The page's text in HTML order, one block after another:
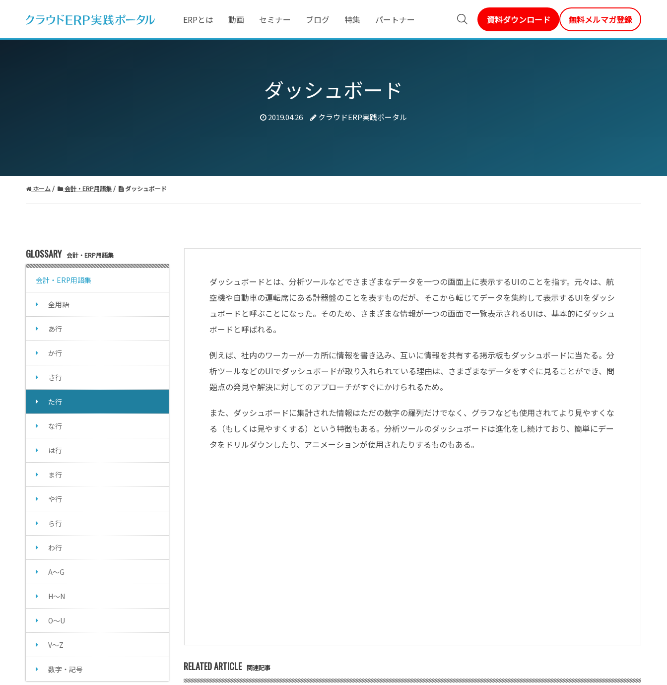
ERPとは 動画 セミナー ブログ 特集 パートナー 資料ダウンロード 無料メルマガ登録
ダッシュボード
2019.04.26 クラウドERP実践ポータル
ホーム 会計・ERP用語集 ダッシュボード
GLOSSARY 会計・ERP用語集
会計・ERP用語集
全用語
あ行
か行
さ行
た行
な行
は行
ま行
や行
ら行
わ行
A～G
H～N
O～U
V～Z
数字・記号
ダッシュボードとは、分析ツールなどでさまざまなデータを一つの画面上に表示するUIのことを指す。元々は、航
空機や自動車の運転席にある計器盤のことを表すものだが、そこから転じてデータを集約して表示するUIをダッシ
ュボードと呼ぶことになった。そのため、さまざまな情報が一つの画面で一覧表示されるUIは、基本的にダッシュ
ボードと呼ばれる。
例えば、社内のワーカーが一カ所に情報を書き込み、互いに情報を共有する掲示板もダッシュボードに当たる。分
析ツールなどのUIでダッシュボードが取り入れられている理由は、さまざまなデータをすぐに見ることができ、問
題点の発見や解決に対してのアプローチがすぐにかけられるため。
また、ダッシュボードに集計された情報はただの数字の羅列だけでなく、グラフなども使用されてより見やすくな
る（もしくは見やすくする）という特徴もある。分析ツールのダッシュボードは進化をし続けており、簡単にデー
タをドリルダウンしたり、アニメーションが使用されたりするものもある。
RELATED ARTICLE 関連記事